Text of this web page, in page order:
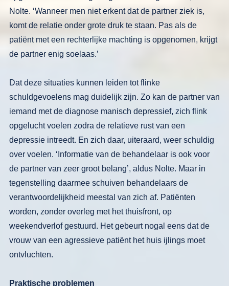
Nolte. ‘Wanneer men niet erkent dat de partner ziek is,
komt de relatie onder grote druk te staan. Pas als de
patiënt met een rech­terlijke machting is opgenomen, krijgt
de partner enig soelaas.’
Dat deze situaties kunnen leiden totflinke
schuldgevoelens mag duidelijk zijn. Zo kan de partner van
iemand metde diagnose manisch depressief, zich flink
opgelucht voelen zodra de rela­tieve rust van een
depressie intreedt. En zich daar, uiteraard, weer schuldig
over voelen. ‘Informatie van de behandelaar is ook voor
de partner van zeer groot belang’, aldus Nolte. Maar in
tegenstel­ ling daarmee schuiven behandelaars de
verantwoordelijkheid meestal van zich af. Patiënten
worden, zonder overleg met het thuisfront, op
weekendverlof gestuurd. Het gebeurt nogal eens dat de
vrouw van een agressieve patiënt het huis ijlings moet
ontvluchten.
Praktische problemen